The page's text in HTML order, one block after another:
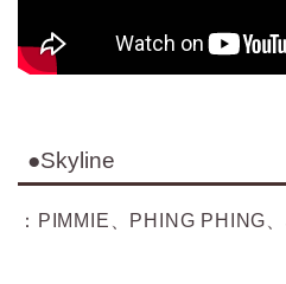
●Skyline
：PIMMIE、PHING PHING